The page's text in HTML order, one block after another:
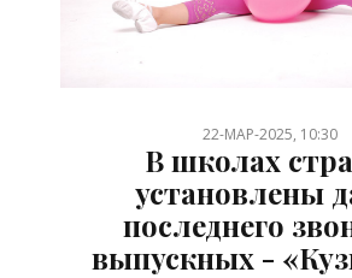
22-МАР-2025, 10:30
В школах
установлены
последнего
выпускных -